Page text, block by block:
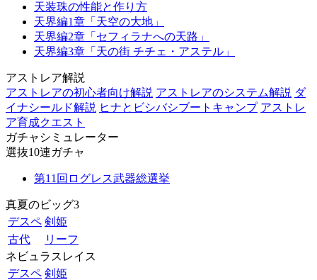
天装珠の性能と作り方
天界編1章「天空の大地」
天界編2章「セフィラナへの天路」
天界編3章「天の街 チチェ・アステル」
アストレア解説
アストレアの初心者向け解説 アストレアのシステム解説 ダ
イナシールド解説 ヒナとビシバシブートキャンプ アストレ
ア育成クエスト
ガチャシミュレーター
選抜10連ガチャ
第11回ログレス武器総選挙
真夏のビッグ3
デスペ 剣姫
古代
リーフ
ネビュラスレイス
デスペ 剣姫